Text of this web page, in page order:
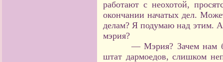
работают с неохотой,
окончании начатых дел.
делам? Я подумаю над этим. А
мэрия?
— Мэрия? Зачем нам
штат дармоедов, слишком